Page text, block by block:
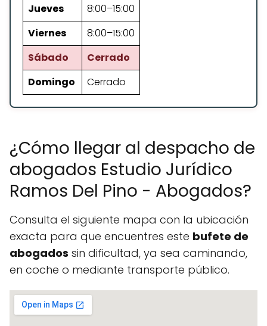
Jueves
8:00–15:00
Viernes
8:00–15:00
Sábado
Cerrado
Domingo
Cerrado
¿Cómo llegar al despacho de
abogados Estudio Jurídico
Ramos Del Pino - Abogados?
Consulta el siguiente mapa con la ubicación
exacta para que encuentres este bufete de
abogados sin dificultad, ya sea caminando,
en coche o mediante transporte público.